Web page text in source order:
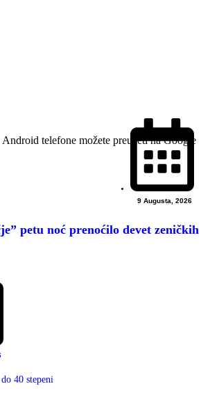
telefone možete preuzeti na Google
9 Augusta, 2026
petu noć prenoćilo devet zeničkih
40 stepeni